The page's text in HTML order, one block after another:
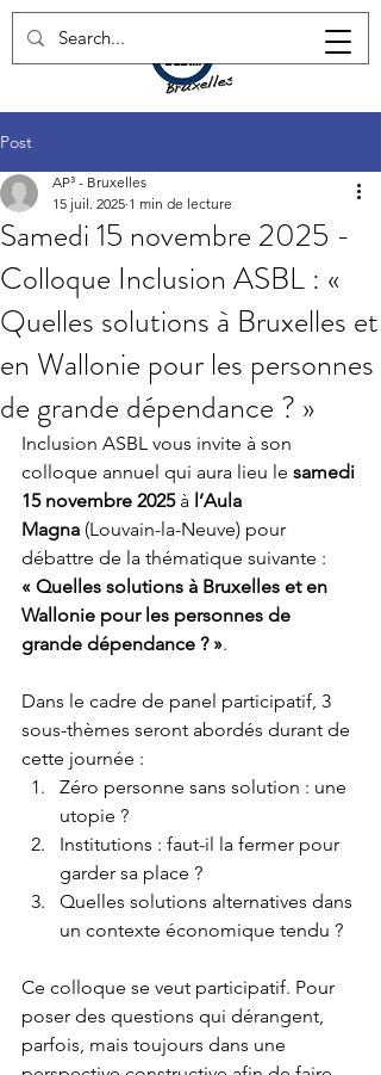
Post
Samedi 15 novembre 2025 -
Colloque Inclusion ASBL : «
Quelles solutions à Bruxelles et
en Wallonie pour les personnes
de grande dépendance ? »
AP³ - Bruxelles
15 juil. 2025 1 min de lecture
Inclusion ASBL vous invite à son
colloque annuel qui aura lieu le samedi
15 novembre 2025 à l’Aula
Magna (Louvain-la-Neuve) pour
débattre de la thématique suivante :
« Quelles solutions à Bruxelles et en
Wallonie pour les personnes de
grande dépendance ? ».
Dans le cadre de panel participatif, 3
sous-thèmes seront abordés durant de
cette journée :
Zéro personne sans solution : une
utopie ?
Institutions : faut-il la fermer pour
garder sa place ?
Quelles solutions alternatives dans
un contexte économique tendu ?
Ce colloque se veut participatif. Pour
poser des questions qui dérangent,
parfois, mais toujours dans une